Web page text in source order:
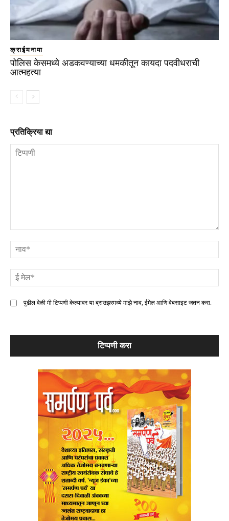
क्राईमनामा
पोलिस केसमध्ये अडकवण्याच्या धमकीतून कायदा पदवीधराची
आत्महत्या
प्रतिक्रिया द्या
पुढील वेळी मी टिप्पणी केल्यावर या ब्राउझरमध्ये माझे नाव, ईमेल आणि वेबसाइट जतन करा.